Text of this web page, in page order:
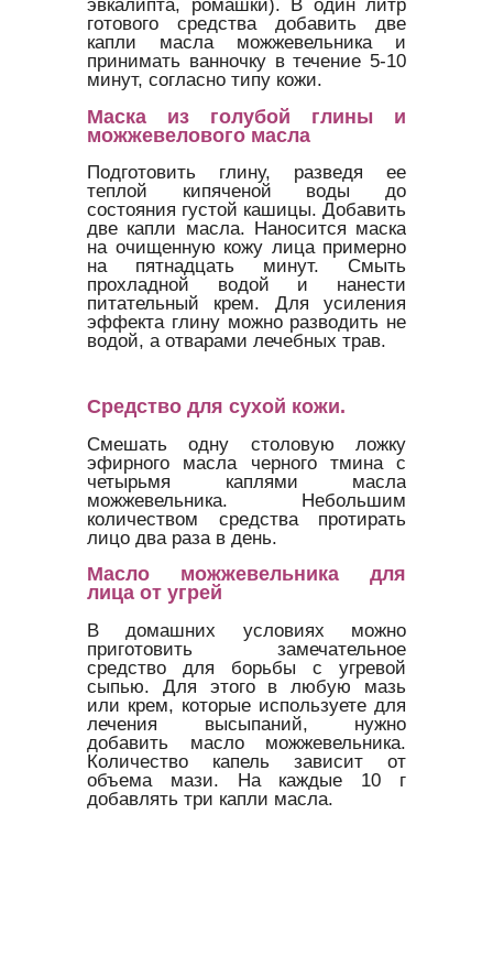
эвкалипта, ромашки). В один литр
готового средства добавить две
капли масла можжевельника и
принимать ванночку в течение 5-10
минут, согласно типу кожи.
Маска из голубой глины и
можжевелового масла
Подготовить глину, разведя ее
теплой кипяченой воды до
состояния густой кашицы. Добавить
две капли масла. Наносится маска
на очищенную кожу лица примерно
на пятнадцать минут. Смыть
прохладной водой и нанести
питательный крем. Для усиления
эффекта глину можно разводить не
водой, а отварами лечебных трав.
Средство для сухой кожи.
Смешать одну столовую ложку
эфирного масла черного тмина с
четырьмя каплями масла
можжевельника. Небольшим
количеством средства протирать
лицо два раза в день.
Масло можжевельника для
лица от угрей
В домашних условиях можно
приготовить замечательное
средство для борьбы с угревой
сыпью. Для этого в любую мазь
или крем, которые используете для
лечения высыпаний, нужно
добавить масло можжевельника.
Количество капель зависит от
объема мази. На каждые 10 г
добавлять три капли масла.